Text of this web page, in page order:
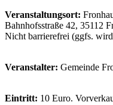
Veranstaltungsort:
Bahnhofsstraße 42, 35112
Nicht barrierefrei (ggfs.
Veranstalter: Gemeinde
Eintritt: 10 Euro.